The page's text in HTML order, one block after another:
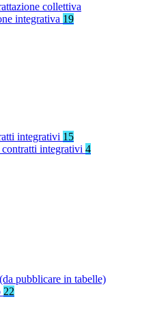
collettiva
integrativa 19
integrativi 15
integrativi 4
pubblicare in tabelle)
22